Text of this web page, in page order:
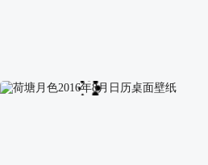
玫瑰花2021年5月日历桌面壁纸